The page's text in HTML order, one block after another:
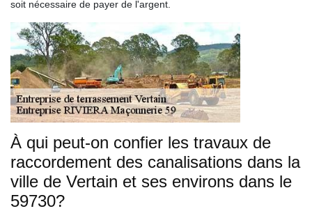
soit nécessaire de payer de l'argent.
À qui peut-on confier les travaux de
raccordement des canalisations dans la
ville de Vertain et ses environs dans le
59730?